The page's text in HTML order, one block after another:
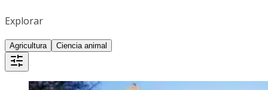
Explorar
Agricultura Ciencia animal